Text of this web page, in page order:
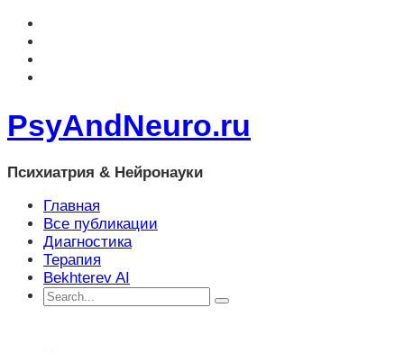
PsyAndNeuro.ru
Психиатрия & Нейронауки
Главная
Все публикации
Диагностика
Терапия
Bekhterev AI